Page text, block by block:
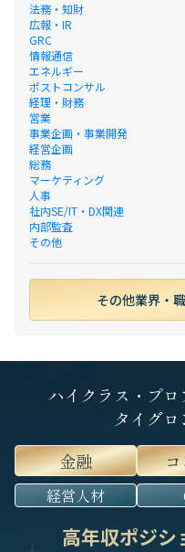
法務・知財
広報・IR
GRC
情報通信
エネルギー
ポストコンサル
経理・財務
営業
事業企画・事業開発
経営企画
総務
マーケティング
人事
社内SE/IT・DX関連
内部監査
その他
その他業界・
ハイクラス・プ
タイグ
金融
経営人材
高年収ポジシ